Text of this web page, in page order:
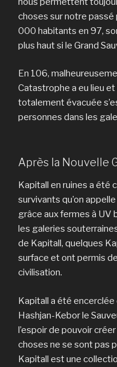
choses sur notre passé
000 habitants en 97,
plus haut si le Grand
En 106,
Catastrophe a eu lieu et
totalement évacuée
personnes dans les
Après la Nouvelle
Kapitall en ruines a été
survivants qu’on
grâce aux fermes à UV
les galeries
de Kapitall, quelques
surface et ont permis
civilisation.
Kapitall a été encerclée
Hashjan-Kebor le
l’espoir de pouvoir
choses ne se sont pas
Kapitall est une